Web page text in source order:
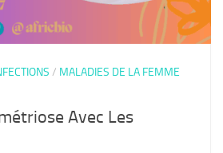
/ MALADIES DE LA FEMME
Avec Les